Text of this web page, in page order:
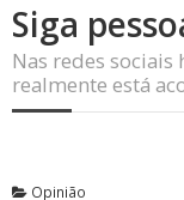
Siga
Nas redes sociais
realmente está
Opinião